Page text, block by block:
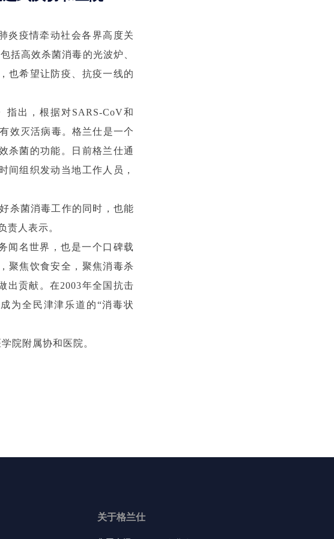
炎疫情牵动社会各界高度关
括高效杀菌消毒的光波炉、
也希望让防疫、抗疫一线的
出，根据对SARS-CoV和
效灭活病毒。格兰仕是一个
杀菌的功能。日前格兰仕通
间组织发动当地工作人员，
杀菌消毒工作的同时，也能
责人表示。
闻名世界，也是一个口碑载
聚焦饮食安全，聚焦消毒杀
出贡献。在2003年全国抗击
为全民津津乐道的“消毒状
院附属协和医院。
关于格兰仕